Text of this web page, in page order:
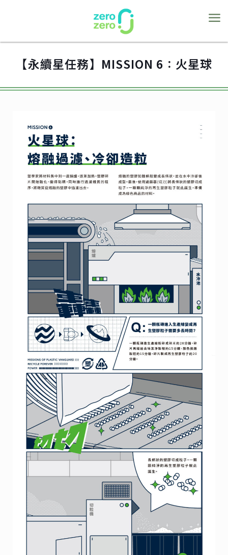
【永續星任務】MISSION 6：火星球